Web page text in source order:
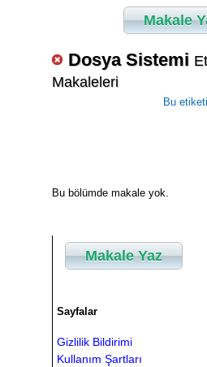
Makale
Dosya Sistemi
Makaleleri
Bu
Bu bölümde makale yok.
Makale Yaz
Sayfalar
Gizlilik Bildirimi
Kullanım Şartları